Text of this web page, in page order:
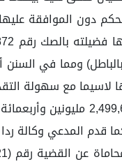
بالباطل) ومما في
لاسيما مع سهولة
المبالغ في ذمة